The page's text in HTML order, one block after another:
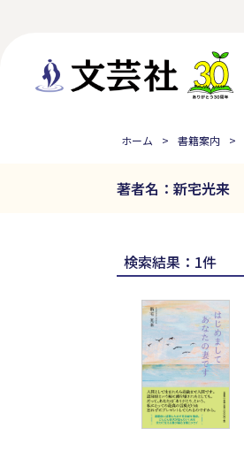
ホーム 書籍案内
著者名：新宅光来
検索結果：1件